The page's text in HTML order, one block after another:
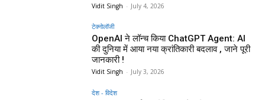
Vidit Singh - July 4, 2026
टेक्नोलॉजी
OpenAI ने लॉन्च किया ChatGPT Agent: AI
की दुनिया में आया नया क्रांतिकारी बदलाव , जाने पूरी
जानकारी !
Vidit Singh - July 3, 2026
देश - विदेश